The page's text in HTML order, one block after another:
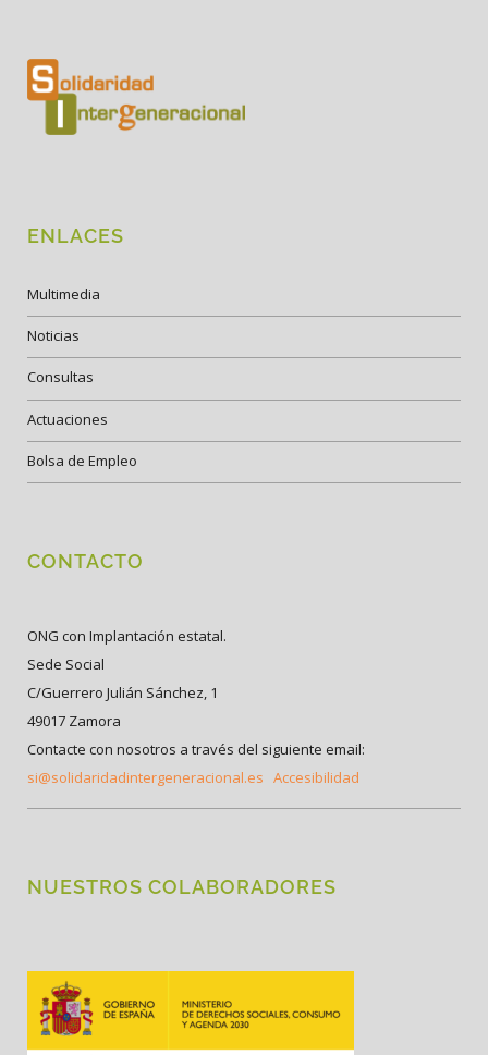
ENLACES
Multimedia
Noticias
Consultas
Actuaciones
Bolsa de Empleo
CONTACTO
ONG con Implantación estatal.
Sede Social
C/Guerrero Julián Sánchez, 1
49017 Zamora
Contacte con nosotros a través del siguiente email:
si@solidaridadintergeneracional.es Accesibilidad
NUESTROS COLABORADORES